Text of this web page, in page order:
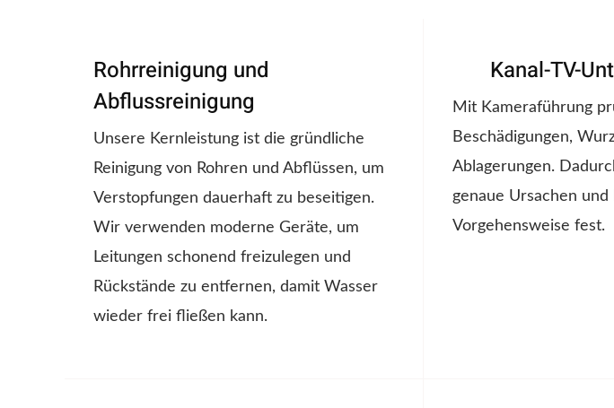
Rohrreinigung und
Abflussreinigung
Unsere Kernleistung ist die gründliche
Reinigung von Rohren und Abflüssen, um
Verstopfungen dauerhaft zu beseitigen.
Wir verwenden moderne Geräte, um
Leitungen schonend freizulegen und
Rückstände zu entfernen, damit Wasser
wieder frei fließen kann.
Kanal-TV-
Mit Kameraführung
Beschädigungen,
Ablagerungen.
genaue Ursachen und
Vorgehensweise fest.